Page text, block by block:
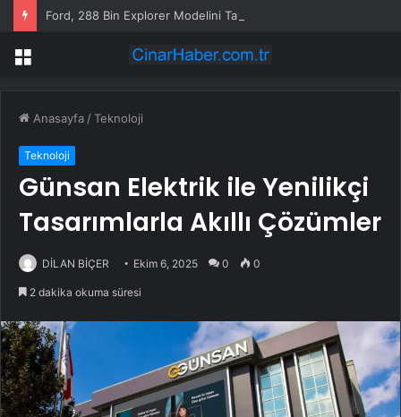
Menü
Anasayfa /Teknoloji
Teknoloji
Günsan Elektrik ile Yenilikçi
Tasarımlarla Akıllı Çözümler
DİLAN BİÇER Ekim 6, 2025 0 0
2 dakika okuma süresi